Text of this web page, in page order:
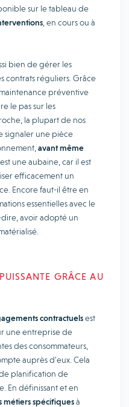
sur le tableau de
, en cours ou à
bien de gérer les
contrats réguliers. Grâce
maintenance préventive
le pas sur les
la plupart de nos
signaler une pièce
avant même
une aubaine, car il est
efficacement un
Encore faut-il être en
essentielles avec le
dire, avoir adopté un
GRÂCE AU
contractuelsest
une entreprise de
des consommateurs,
auprès d’eux. Cela
planification de
En définissant et en
métiers spécifiquesà